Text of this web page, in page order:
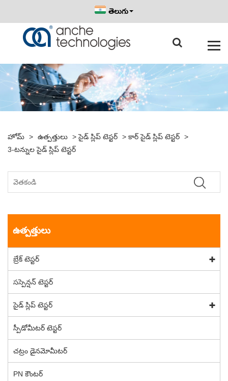
తెలుగు
హోమ్ > ఉత్పత్తులు >సైడ్ స్లిప్ టెస్టర్ > కార్ సైడ్ స్లిప్ టెస్టర్ >
3-టన్నుల సైడ్ స్లిప్ టెస్టర్
ఉత్పత్తులు
బ్రేక్ టెస్టర్
సస్పెన్షన్ టెస్టర్
సైడ్ స్లిప్ టెస్టర్
స్పీడోమీటర్ టెస్టర్
చట్రం డైనమోమీటర్
PN కౌంటర్